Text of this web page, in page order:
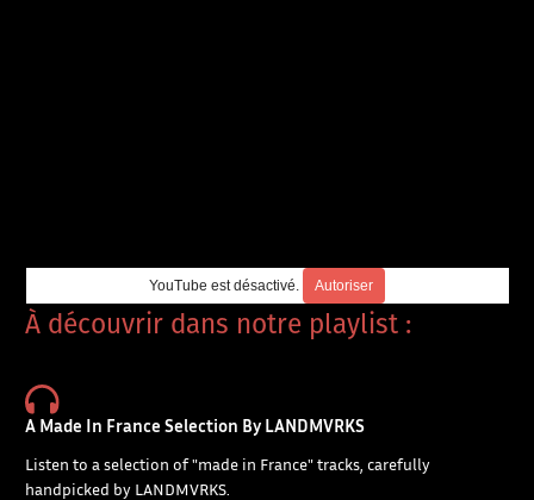
YouTube est désactivé. Autoriser
À découvrir dans notre playlist :
A Made In France Selection By LANDMVRKS
Listen to a selection of "made in France" tracks, carefully
handpicked by LANDMVRKS.